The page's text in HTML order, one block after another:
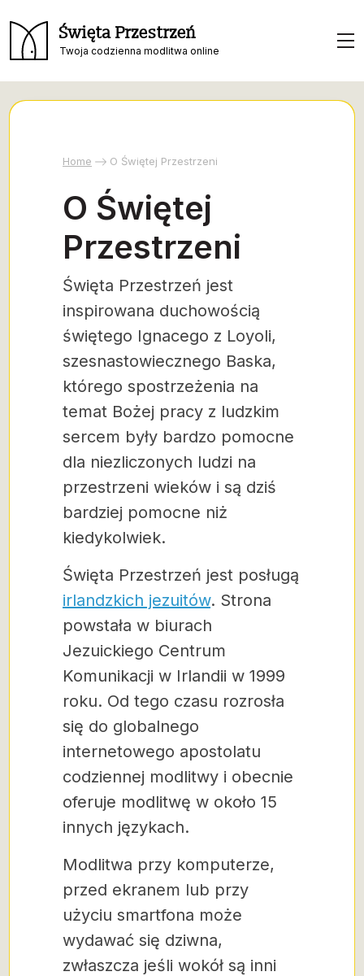
Święta Przestrzeń
Twoja codzienna modlitwa online
Home O Świętej Przestrzeni
O Świętej
Przestrzeni
Święta Przestrzeń jest
inspirowana duchowością
świętego Ignacego z Loyoli,
szesnastowiecznego Baska,
którego spostrzeżenia na
temat Bożej pracy z ludzkim
sercem były bardzo pomocne
dla niezliczonych ludzi na
przestrzeni wieków i są dziś
bardziej pomocne niż
kiedykolwiek.
Święta Przestrzeń jest posługą
irlandzkich jezuitów. Strona
powstała w biurach
Jezuickiego Centrum
Komunikacji w Irlandii w 1999
roku. Od tego czasu rozrosła
się do globalnego
internetowego apostolatu
codziennej modlitwy i obecnie
oferuje modlitwę w około 15
innych językach.
Modlitwa przy komputerze,
przed ekranem lub przy
użyciu smartfona może
wydawać się dziwna,
zwłaszcza jeśli wokół są inni